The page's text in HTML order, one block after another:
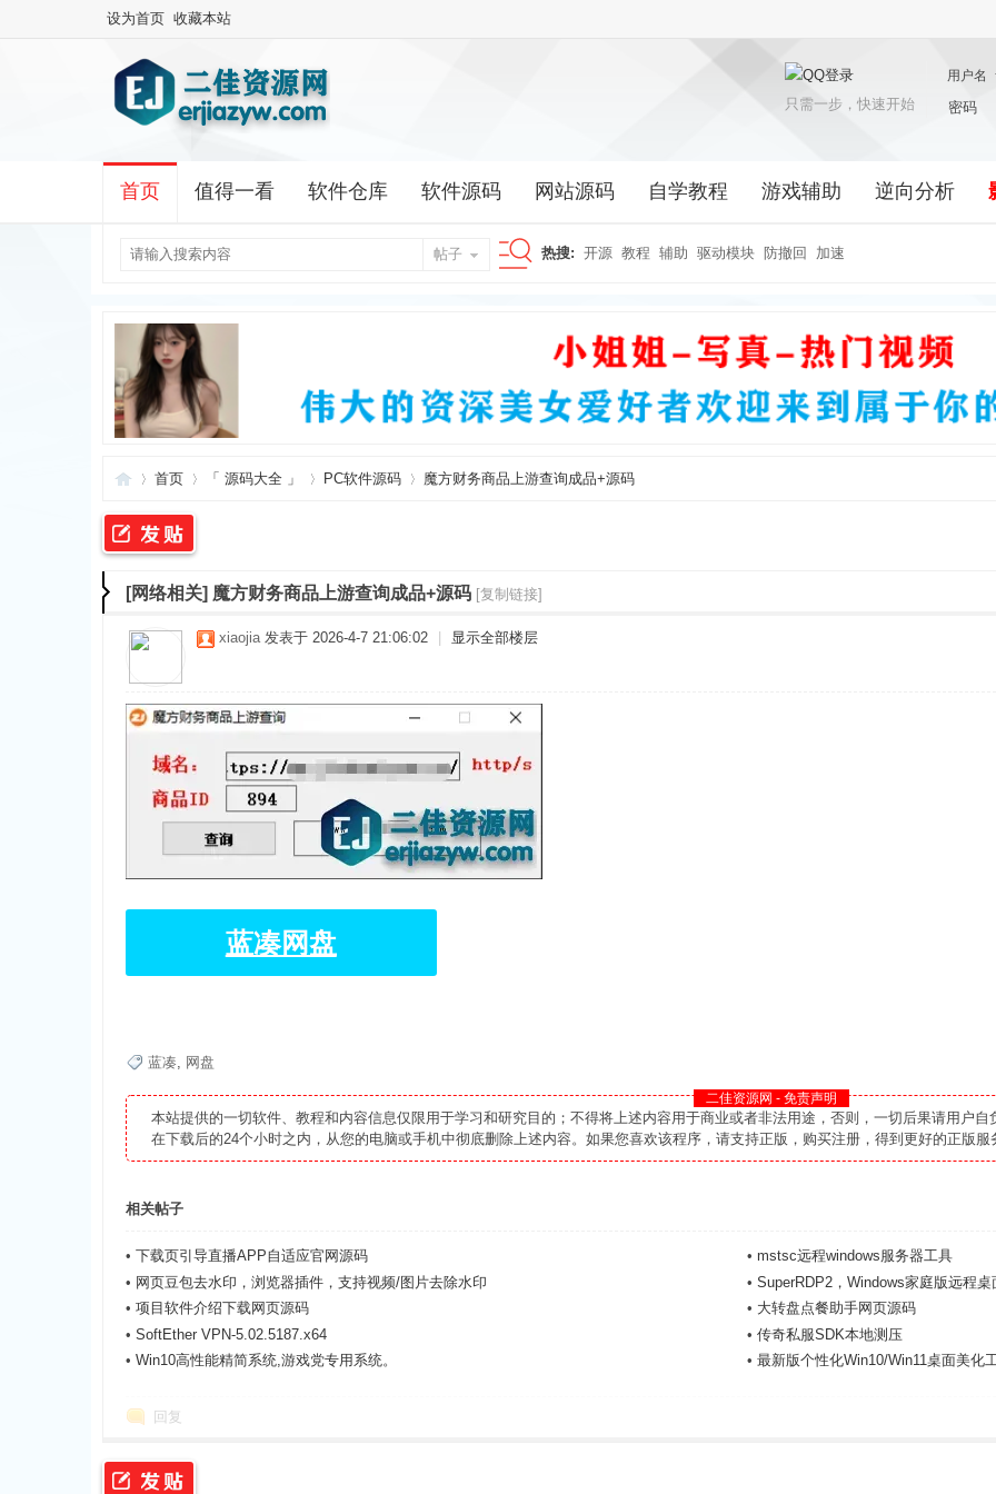
设为首页 收藏本站
用户名
密码
只需一步，快速开始
首页 值得一看 软件仓库 软件源码 网站源码 自学教程 游戏辅助 逆向分析
帖子 热搜: 开源 教程 辅助 驱动模块 防撤回 加速
网
首页 「 源码大全 」 PC软件源码 魔方财务商品上游查询成品+源码
[网络相关] 魔方财务商品上游查询成品+源码 [复制链接]
xiaojia 发表于 2026-4-7 21:06:02 显示全部楼层
蓝凑网盘
蓝凑, 网盘
二佳资源网 - 免责声明
本站提供的一切软件、教程和内容信息仅限用于学习和研究目的；不得将上述内容用于商业或者非法用途，否则，一切后果请用户
在下载后的24个小时之内，从您的电脑或手机中彻底删除上述内容。如果您喜欢该程序，请支持正版，购买注册，得到更好的正版
相关帖子
• 下载页引导直播APP自适应官网源码 • mstsc远程windows服务器工具
• 网页豆包去水印，浏览器插件，支持视频/图片去除水印 • SuperRDP2，Windows家庭版远程桌
• 项目软件介绍下载网页源码 • 大转盘点餐助手网页源码
• SoftEther VPN-5.02.5187.x64 • 传奇私服SDK本地测压
• Win10高性能精简系统,游戏党专用系统。 • 最新版个性化Win10/Win11桌面美化
回复